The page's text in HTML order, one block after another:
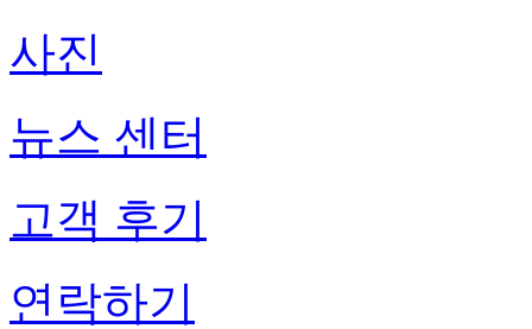
사진
뉴스 센터
고객 후기
연락하기